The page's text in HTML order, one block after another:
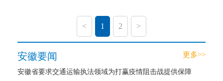
< 1 2 >
安徽要闻 更多>>
安徽省要求交通运输执法领域为打赢疫情阻击战提供保障